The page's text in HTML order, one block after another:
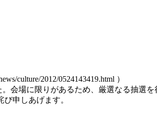
culture/2012/0524143419.html ）
会場に限りがあるため、厳選なる抽選
申しあげます。